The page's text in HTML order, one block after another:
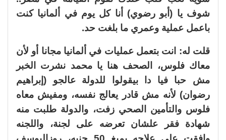
شوف يا (أبو رضوي) أنا كل يوم في ألمانيا كنت
باعمل عملية وعمري ما بلغت حد.
قلت له: انت بتعمل عمليات في ألمانيا مجانا أو لأن
معاك فلوس، الصحف هنا يا محمد نشرت الخبر
مش حبا فيا دا بيقولوا للدولة عالجو (إبراهيم
رضوان) لأنه مش قادر يعالج نفسه، ومفيش معاه
فلوس والتأمين الصحي زفت، والدولة طلبت منه
شهادة فقر علشان تعرضه على لجنة، واللجنه